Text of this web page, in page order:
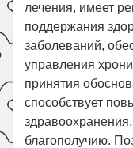
лечения, имеет
поддержания
заболеваний,
управления
принятия
способствует
благополучию.